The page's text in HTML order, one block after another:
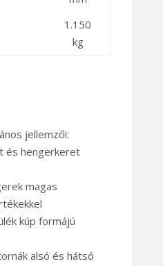
1.150
kg
jellemzői:
és hengerkeret
magas
kúp formájú
alsó és hátsó